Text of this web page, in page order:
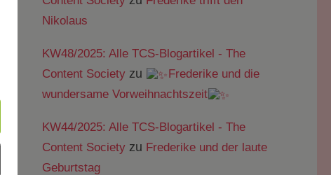
Nikolaus
KW48/2025: Alle TCS-Blogartikel - The
Content Society zu
Frederike und die
wundersame Vorweihnachtszeit
KW44/2025: Alle TCS-Blogartikel - The
Content Society zu Frederike und der laute
Geburtstag